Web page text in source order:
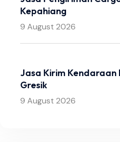
Kepahiang
9 August 2026
Jasa Kirim Kendaraan
Gresik
9 August 2026